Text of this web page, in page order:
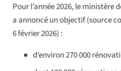
Pour l’année 2026, le ministère
a annoncé un objectif (source
6 février 2026) :
d’environ 270 000